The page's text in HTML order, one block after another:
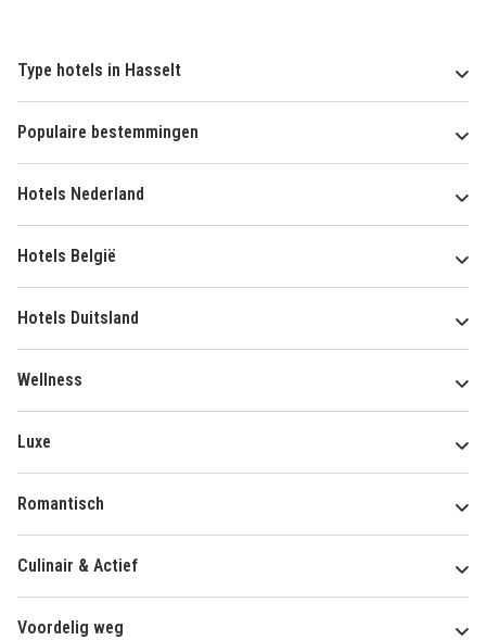
Type hotels in Hasselt
Populaire bestemmingen
Hotels Nederland
Hotels België
Hotels Duitsland
Wellness
Luxe
Romantisch
Culinair & Actief
Voordelig weg